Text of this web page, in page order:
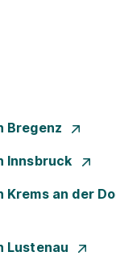
Bregenz
Innsbruck
Krems an der
Lustenau